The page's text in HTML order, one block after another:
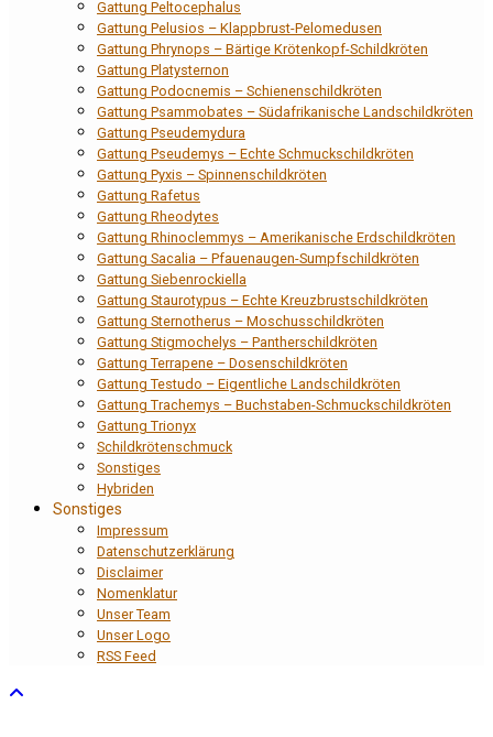
Gattung Peltocephalus
Gattung Pelusios – Klappbrust-Pelomedusen
Gattung Phrynops – Bärtige Krötenkopf-Schildkröten
Gattung Platysternon
Gattung Podocnemis – Schienenschildkröten
Gattung Psammobates – Südafrikanische Landschildkröten
Gattung Pseudemydura
Gattung Pseudemys – Echte Schmuckschildkröten
Gattung Pyxis – Spinnenschildkröten
Gattung Rafetus
Gattung Rheodytes
Gattung Rhinoclemmys – Amerikanische Erdschildkröten
Gattung Sacalia – Pfauenaugen-Sumpfschildkröten
Gattung Siebenrockiella
Gattung Staurotypus – Echte Kreuzbrustschildkröten
Gattung Sternotherus – Moschusschildkröten
Gattung Stigmochelys – Pantherschildkröten
Gattung Terrapene – Dosenschildkröten
Gattung Testudo – Eigentliche Landschildkröten
Gattung Trachemys – Buchstaben-Schmuckschildkröten
Gattung Trionyx
Schildkrötenschmuck
Sonstiges
Hybriden
Sonstiges
Impressum
Datenschutzerklärung
Disclaimer
Nomenklatur
Unser Team
Unser Logo
RSS Feed